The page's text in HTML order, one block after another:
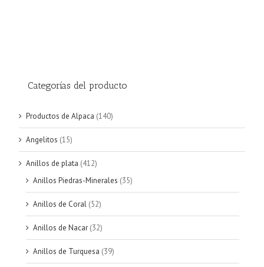
Categorías del producto
Productos de Alpaca (140)
Angelitos (15)
Anillos de plata (412)
Anillos Piedras-Minerales (35)
Anillos de Coral (52)
Anillos de Nacar (32)
Anillos de Turquesa (39)